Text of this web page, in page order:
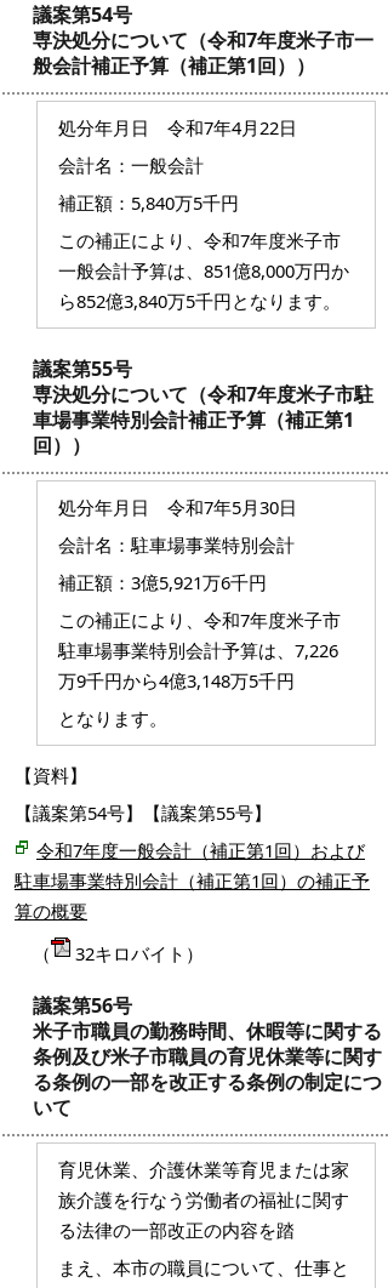
議案第54号
専決処分について（令和7年度米子市一
般会計補正予算（補正第1回））
処分年月日 令和7年4月22日
会計名：一般会計
補正額：5,840万5千円
この補正により、令和7年度米子市
一般会計予算は、851億8,000万円か
ら852億3,840万5千円となります。
議案第55号
専決処分について（令和7年度米子市駐
車場事業特別会計補正予算（補正第1
回））
処分年月日 令和7年5月30日
会計名：駐車場事業特別会計
補正額：3億5,921万6千円
この補正により、令和7年度米子市
駐車場事業特別会計予算は、7,226
万9千円から4億3,148万5千円
となります。
【資料】
【議案第54号】【議案第55号】
令和7年度一般会計（補正第1回）および
駐車場事業特別会計（補正第1回）の補正予
算の概要
（
32キロバイト）
議案第56号
米子市職員の勤務時間、休暇等に関する
条例及び米子市職員の育児休業等に関す
る条例の一部を改正する条例の制定につ
いて
育児休業、介護休業等育児または家
族介護を行なう労働者の福祉に関す
る法律の一部改正の内容を踏
まえ、本市の職員について、仕事と